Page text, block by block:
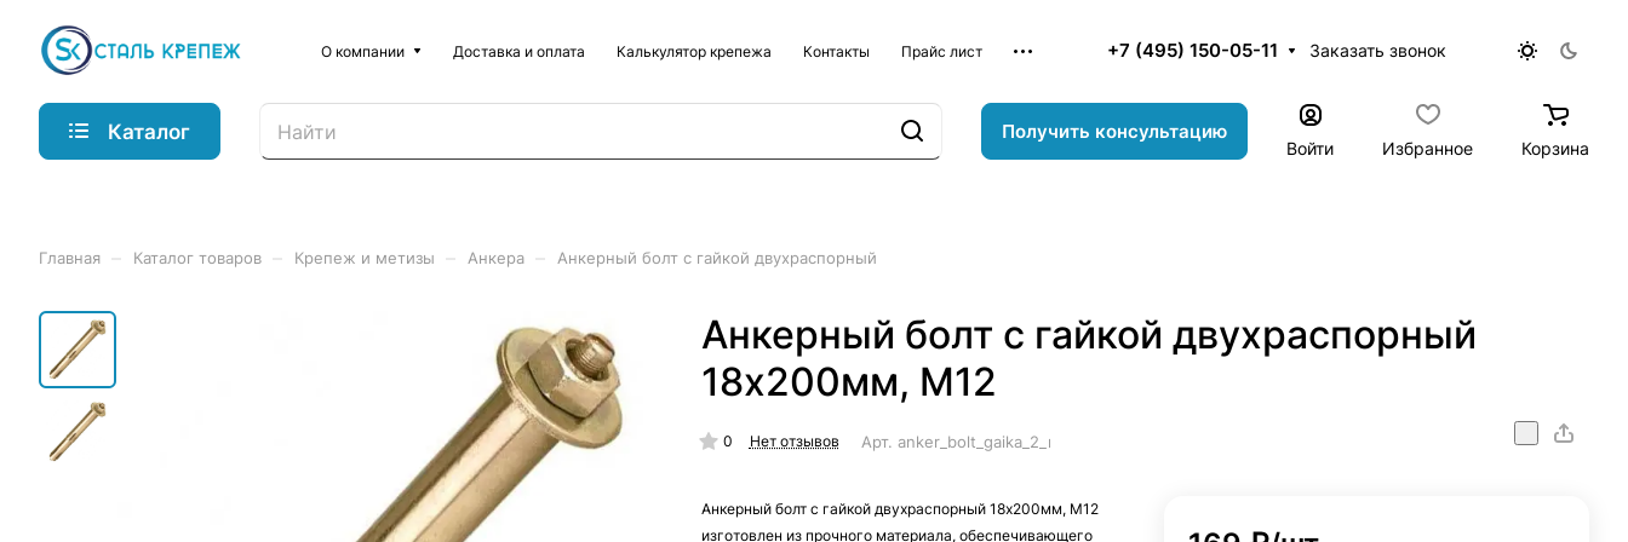
О компании Доставка и оплата Калькулятор крепежа Контакты Прайс лист +7 (495) 150-05-11 Заказать звонок
Каталог Получить консультацию
Войти Избранное Корзина
Главная Каталог товаров Крепеж и метизы Анкера Анкерный болт с гайкой двухраспорный
Анкерный болт с гайкой двухраспорный
18х200мм, М12
0 Нет отзывов Арт. anker_bolt_gaika_2_raporny_18x200_M12
Анкерный болт с гайкой двухраспорный 18х200мм, М12
изготовлен из прочного материала, обеспечивающего